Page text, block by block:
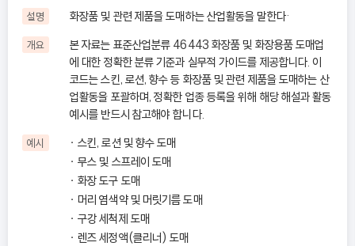
설명 화장품 및 관련 제품을 도매하는 산업활동을 말한다·
개요
본 자료는 표준산업분류 46443 화장품 및 화장용품 도매업
에 대한 정확한 분류 기준과 실무적 가이드를 제공합니다. 이
코드는 스킨, 로션, 향수 등 화장품 및 관련 제품을 도매하는 산
업활동을 포괄하며, 정확한 업종 등록을 위해 해당 해설과 활동
예시를 반드시 참고해야 합니다.
예시
스킨, 로션 및 향수 도매
무스 및 스프레이 도매
화장 도구 도매
머리 염색약 및 머릿기름 도매
구강 세척제 도매
렌즈 세정액(클리너) 도매